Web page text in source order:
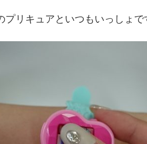
プリキュアといつもいっしょで